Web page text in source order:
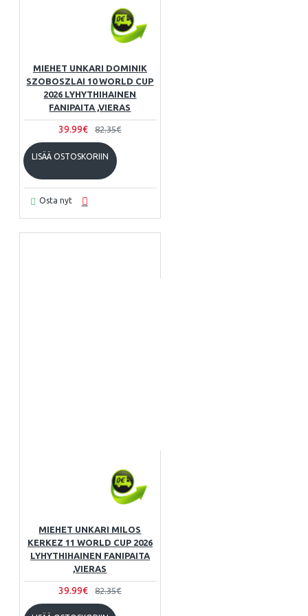
MIEHET UNKARI DOMINIK
SZOBOSZLAI 10 WORLD CUP
2026 LYHYTHIHAINEN
FANIPAITA ,VIERAS
39.99€ 82.35€
LISÄÄ OSTOSKORIIN
Osta nyt
MIEHET UNKARI MILOS
KERKEZ 11 WORLD CUP 2026
LYHYTHIHAINEN FANIPAITA
,VIERAS
39.99€ 82.35€